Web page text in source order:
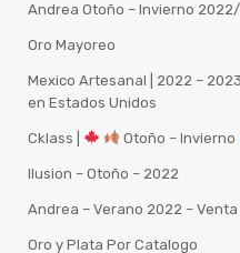
Andrea Otoño – Invierno
Oro Mayoreo
Mexico Artesanal | 2022 –
en Estados Unidos
Cklass | Otoño – Invierno
Ilusion – Otoño – 2022
Andrea – Verano 2022 –
Oro y Plata Por Catalogo